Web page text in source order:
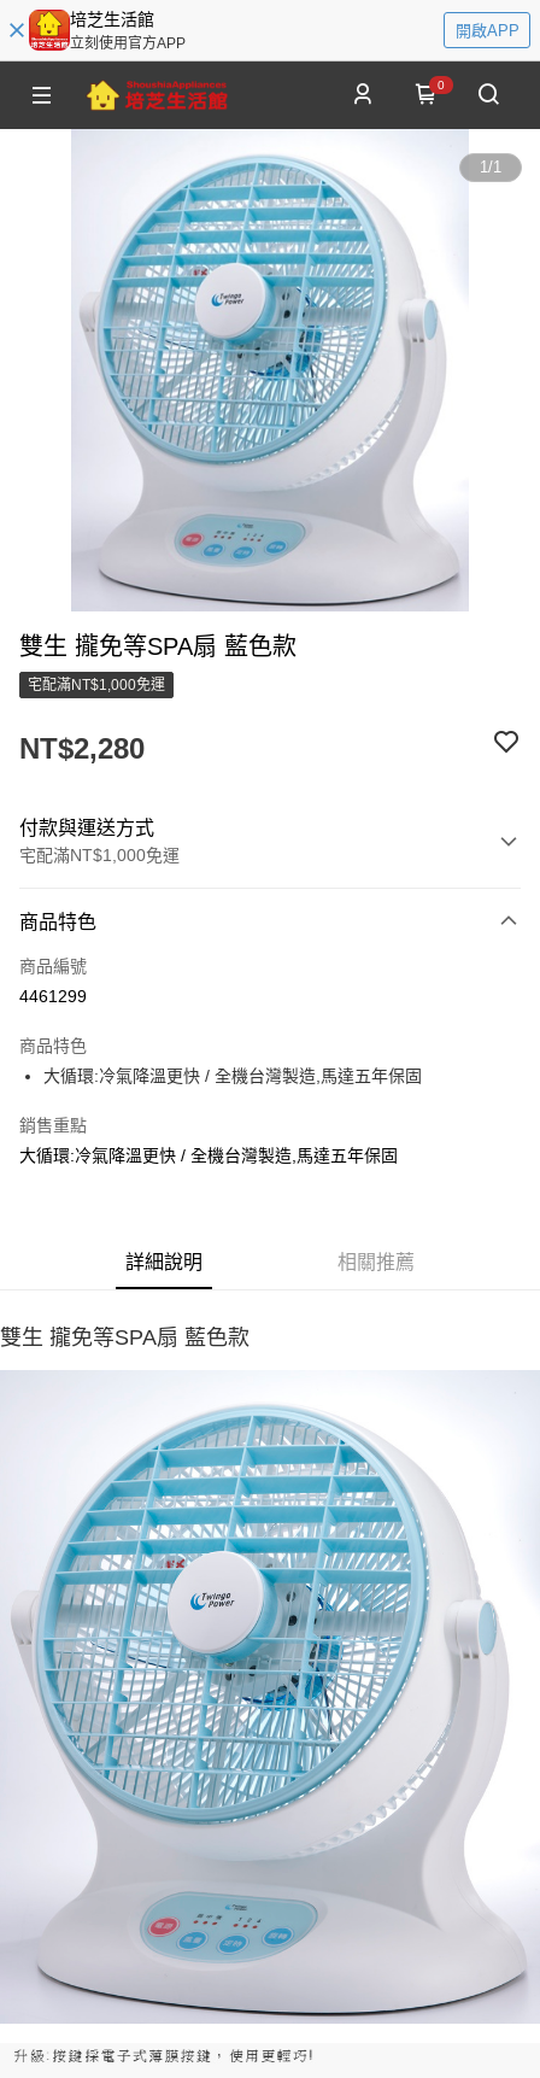
培芝生活館
立刻使用官方APP
開啟APP
0
1/1
雙生 攏免等SPA扇 藍色款
宅配滿NT$1,000免運
NT$2,280
付款與運送方式
宅配滿NT$1,000免運
信用卡一次付款
LINE Pay
悠遊付
ATM付款
貨到付現給宅配司機 (大家電需貨到付款服務 請電洽0977103621)
每筆NT$150，滿NT$2,000(含以上)免運費
商品特色
商品編號
4461299
商品特色
大循環:冷氣降溫更快 / 全機台灣製造,馬達五年保固
銷售重點
大循環:冷氣降溫更快 / 全機台灣製造,馬達五年保固
詳細說明 相關推薦
雙生 攏免等SPA扇 藍色款